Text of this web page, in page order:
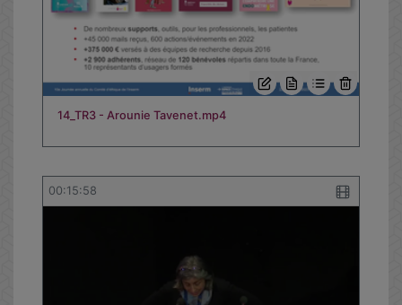
14_TR3 - Arounie Tavenet.mp4
00:15:58